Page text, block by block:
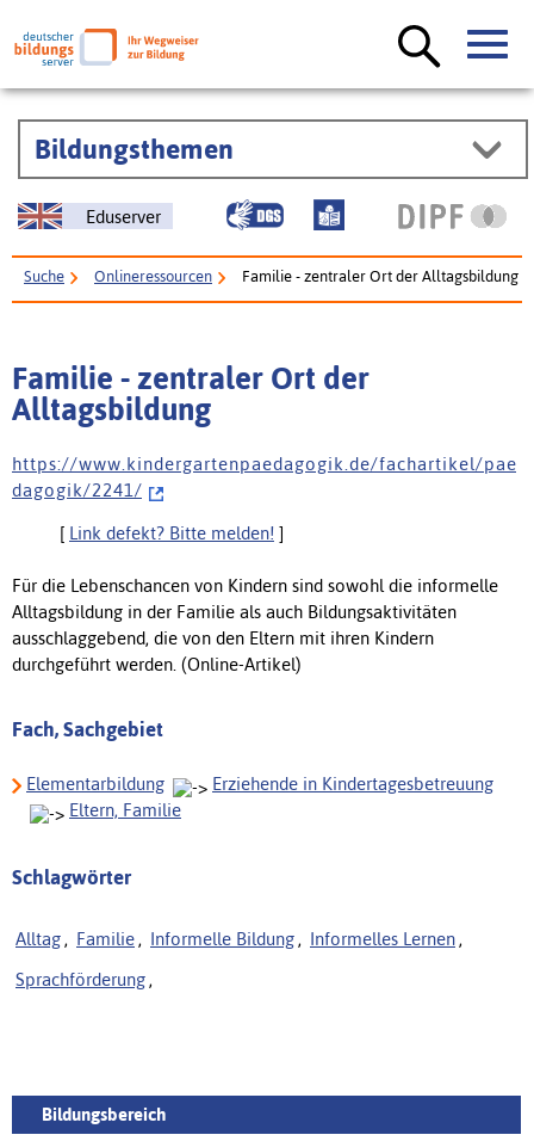
Bildungsthemen
Eduserver
Suche Onlineressourcen Familie - zentraler Ort der Alltagsbildung
Familie - zentraler Ort der
Alltagsbildung
h t t p s : / / w w w . k i n d e r g a r t e n p a e d a g o g i k . d e / f a c h a r t i k e l / p a e
d a g o g i k / 2 2 4 1 /
[ Link defekt? Bitte melden! ]
Für die Lebenschancen von Kindern sind sowohl die informelle
Alltagsbildung in der Familie als auch Bildungsaktivitäten
ausschlaggebend, die von den Eltern mit ihren Kindern
durchgeführt werden. (Online-Artikel)
Fach, Sachgebiet
Elementarbildung
Erziehende in Kindertagesbetreuung
Eltern, Familie
Schlagwörter
Alltag , Familie , Informelle Bildung , Informelles Lernen ,
Sprachförderung ,
Bildungsbereich